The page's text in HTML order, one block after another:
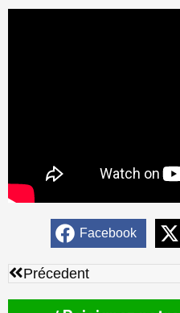
Facebook
Précédent
Précedent